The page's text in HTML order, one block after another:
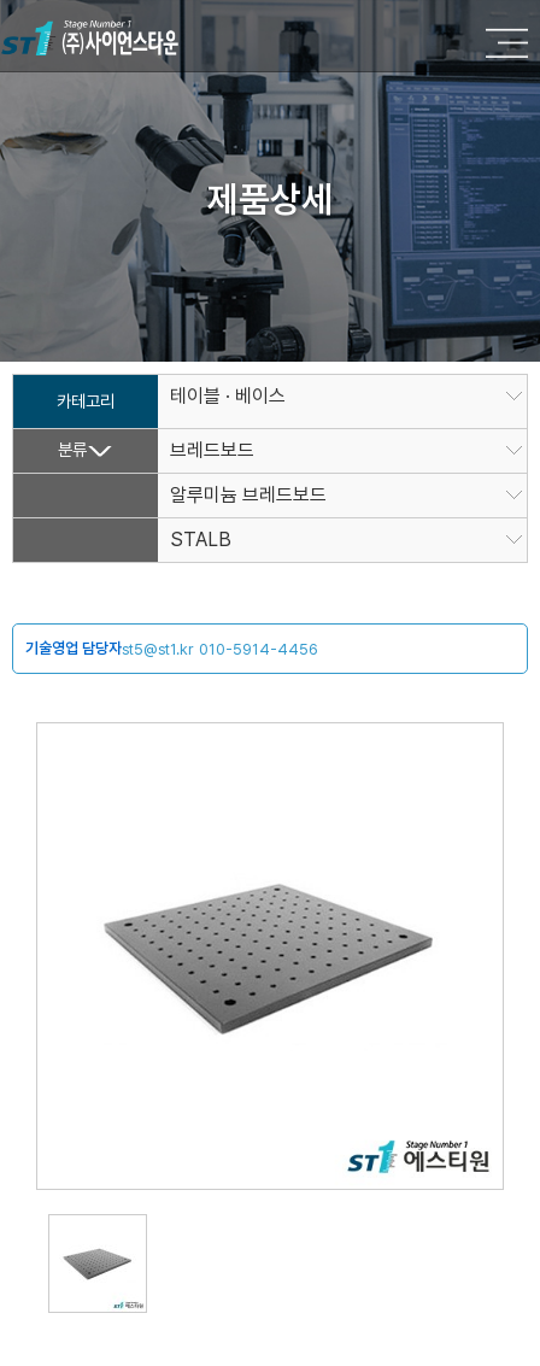
제품상세
카테고리 테이블 · 베이스
분류
브레드보드
알루미늄 브레드보드
STALB
기술영업 담당자st5@st1.kr 010-5914-4456